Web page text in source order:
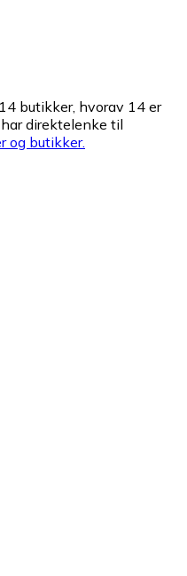
butikker, hvorav 14 er
direktelenke til
og butikker.